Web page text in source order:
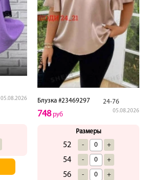
05.08.2026 Блузка #23469297 24-76
05.08.2026
748руб
Размеры
52 - +
54 - +
56 - +